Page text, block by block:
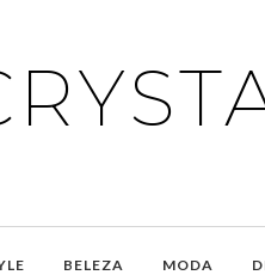
BELEZA MODA